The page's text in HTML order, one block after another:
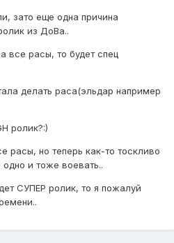
зато еще одна причина
из ДоВа..
все расы, то будет спец
делать раса(эльдар например
ролик?:)
расы, но теперь как-то тоскливо
и тоже воевать..
СУПЕР ролик, то я пожалуй